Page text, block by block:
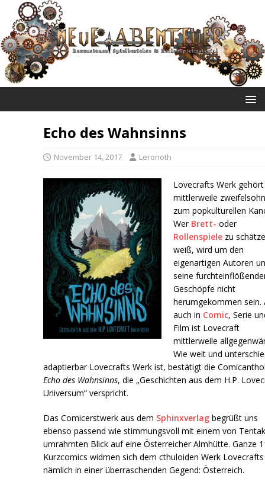
Echo des Wahnsinns
November 14, 2017 Leronoth
Lovecrafts Werk gehört
mittlerweile
zum popkulturellen
Wer Brett- oder
Rollenspiele zu
weiß, wird um den
eigenartigen Autoren
seine
Geschöpfe nicht
herumgekommen sein.
auch in Comic, Serie
Film ist Lovecraft
mittlerweile
Wie weit und
adaptierbar Lovecrafts Werk ist, bestätigt die
Echo des Wahnsinns, die „Geschichten aus dem H.P.
Universum“ verspricht.
Das Comicerstwerk aus dem Sphinxverlag begrüßt uns
ebenso passend wie stimmungsvoll mit einem von
umrahmten Blick auf eine Österreicher Almhütte. Ganze
Kurzcomics widmen sich dem cthuloiden Werk Lovecrafts
nämlich in einer überraschenden Gegend: Österreich.